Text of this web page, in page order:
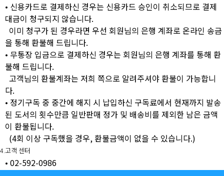
• 신용카드로 결제하신 경우는 신용카드 승인이 취소되므로 결제
대금이 청구되지 않습니다.
이미 청구가 된 경우라면 우선 회원님의 은행 계좌로 온라인 송금
을 통해 환불해 드립니다.
• 무통장 입금으로 결제하신 경우는 회원님의 은행 계좌를 통해 환
불해 드립니다.
고객님의 환불계좌는 저희 쪽으로 알려주셔야 환불이 가능합니
다.
• 정기구독 중 중간에 해지 시 납입하신 구독료에서 현재까지 발송
된 도서의 횟수만큼 일반판매 정가 및 배송비를 제외한 남은 금액
이 환불됩니다.
(4회 이상 구독했을 경우, 환불금액이 없을 수 있습니다.)
4.고객 센터
• 02-592-0986